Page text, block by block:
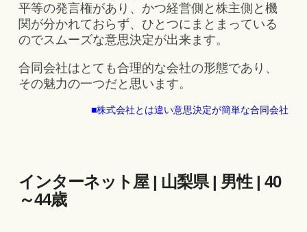
平等の発言権があり、かつ経営側と株主側と機
関が分かれておらず、ひとつにまとまっている
のでスムーズな意思決定が出来ます。
合同会社はとても合理的な会社の形態であり、
その魅力の一つだと思います。
■株式会社とは違い意思決定が簡単な合同会社
インターネット屋 | 山梨県 | 男性 | 40
～44歳